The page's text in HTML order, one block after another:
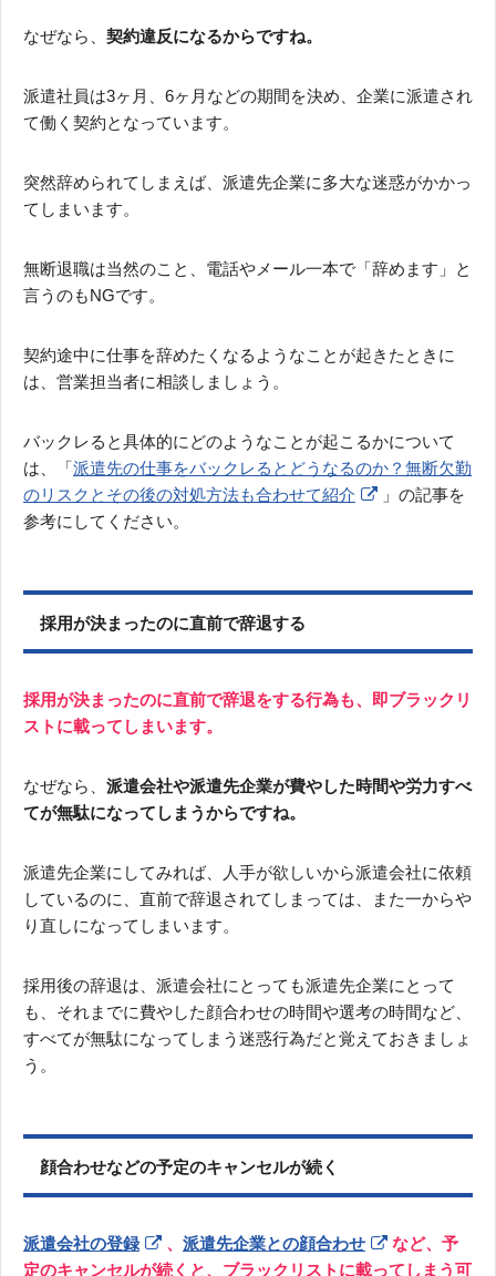
なぜなら、 契約違反になるからですね。
派遣社員は3ヶ月、6ヶ月などの期間を決め、企業に派遣され
て働く契約となっています。
突然辞められてしまえば、派遣先企業に多大な迷惑がかかっ
てしまいます。
無断退職は当然のこと、電話やメール一本で「辞めます」と
言うのもNGです。
契約途中に仕事を辞めたくなるようなことが起きたときに
は、営業担当者に相談しましょう。
バックレると具体的にどのようなことが起こるかについて
は、「派遣先の仕事をバックレるとどうなるのか？無断欠勤
のリスクとその後の対処方法も合わせて紹介
」の記事を
参考にしてください。
採用が決まったのに直前で辞退する
採用が決まったのに直前で辞退をする行為も、即ブラックリ
ストに載ってしまいます。
なぜなら、 派遣会社や派遣先企業が費やした時間や労力すべ
てが無駄になってしまうからですね。
派遣先企業にしてみれば、人手が欲しいから派遣会社に依頼
しているのに、直前で辞退されてしまっては、また一からや
り直しになってしまいます。
採用後の辞退は、派遣会社にとっても派遣先企業にとって
も、それまでに費やした顔合わせの時間や選考の時間など、
すべてが無駄になってしまう迷惑行為だと覚えておきましょ
う。
顔合わせなどの予定のキャンセルが続く
派遣会社の登録 、 派遣先企業との顔合わせ
など、予
定のキャンセルが続くと、ブラックリストに載ってしまう可